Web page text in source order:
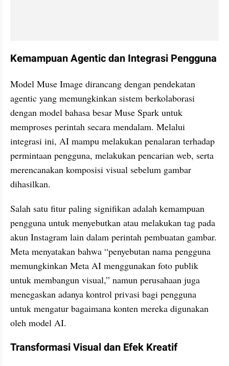
Kemampuan Agentic dan Integrasi Pengguna
Model Muse Image dirancang dengan pendekatan
agentic yang memungkinkan sistem berkolaborasi
dengan model bahasa besar Muse Spark untuk
memproses perintah secara mendalam. Melalui
integrasi ini, AI mampu melakukan penalaran terhadap
permintaan pengguna, melakukan pencarian web, serta
merencanakan komposisi visual sebelum gambar
dihasilkan.
Salah satu fitur paling signifikan adalah kemampuan
pengguna untuk menyebutkan atau melakukan tag pada
akun Instagram lain dalam perintah pembuatan gambar.
Meta menyatakan bahwa “penyebutan nama pengguna
memungkinkan Meta AI menggunakan foto publik
untuk membangun visual,” namun perusahaan juga
menegaskan adanya kontrol privasi bagi pengguna
untuk mengatur bagaimana konten mereka digunakan
oleh model AI.
Transformasi Visual dan Efek Kreatif